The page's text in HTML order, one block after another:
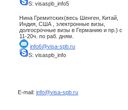
S: visaspb_info5
Нина Гремитских(весь Шенген, Китай,
Индия, США , электронные визы,
долгосрочные визы в Германию и пр.) с
11-20ч. по раб. дням.
info6@visa-spb.ru
S: visaspb_info
E-mail: info@visa-spb.ru